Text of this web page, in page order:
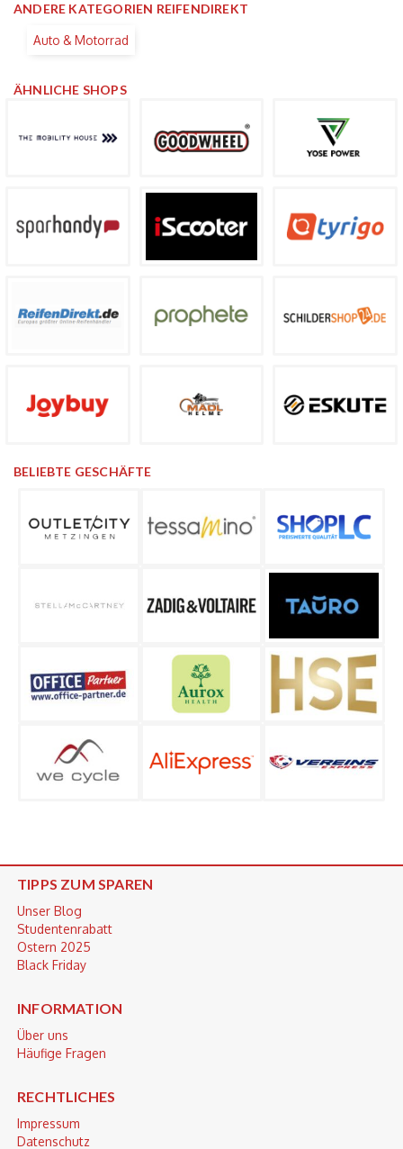
ANDERE KATEGORIEN REIFENDIREKT
Auto & Motorrad
ÄHNLICHE SHOPS
BELIEBTE GESCHÄFTE
TIPPS ZUM SPAREN
Unser Blog
Studentenrabatt
Ostern 2025
Black Friday
INFORMATION
Über uns
Häufige Fragen
RECHTLICHES
Impressum
Datenschutz